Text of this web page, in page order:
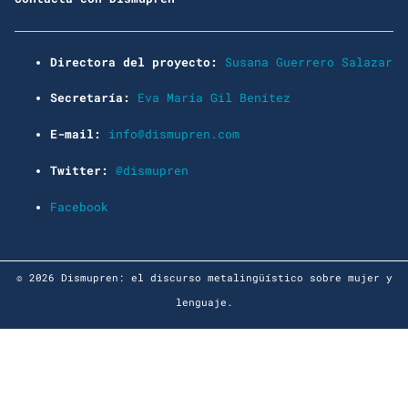
Directora del proyecto: Susana Guerrero Salazar
Secretaría: Eva María Gil Benítez
E-mail: info@dismupren.com
Twitter: @dismupren
Facebook
© 2026 Dismupren: el discurso metalingüístico sobre mujer y
lenguaje.